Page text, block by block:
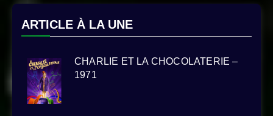
ARTICLE À LA UNE
CHARLIE ET LA CHOCOLATERIE –
1971